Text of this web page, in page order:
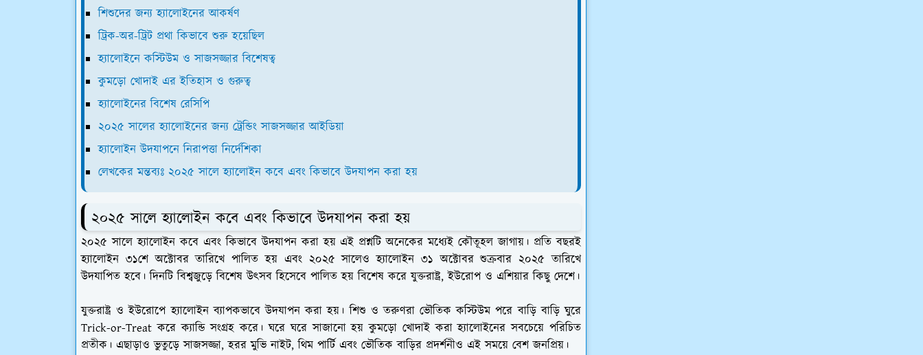
শিশুদের জন্য হ্যালোইনের আকর্ষণ
ট্রিক-অর-ট্রিট প্রথা কিভাবে শুরু হয়েছিল
হ্যালোইনে কস্টিউম ও সাজসজ্জার বিশেষত্ব
কুমড়ো খোদাই এর ইতিহাস ও গুরুত্ব
হ্যালোইনের বিশেষ রেসিপি
২০২৫ সালের হ্যালোইনের জন্য ট্রেন্ডিং সাজসজ্জার আইডিয়া
হ্যালোইন উদযাপনে নিরাপত্তা নির্দেশিকা
লেখকের মন্তব্যঃ ২০২৫ সালে হ্যালোইন কবে এবং কিভাবে উদযাপন করা হয়
২০২৫ সালে হ্যালোইন কবে এবং কিভাবে উদযাপন করা হয়
২০২৫ সালে হ্যালোইন কবে এবং কিভাবে উদযাপন করা হয় এই প্রশ্নটি অনেকের মধ্যেই কৌতূহল জাগায়। প্রতি বছরই
হ্যালোইন ৩১শে অক্টোবর তারিখে পালিত হয় এবং ২০২৫ সালেও হ্যালোইন ৩১ অক্টোবর শুক্রবার ২০২৫ তারিখে
উদযাপিত হবে। দিনটি বিশ্বজুড়ে বিশেষ উৎসব হিসেবে পালিত হয় বিশেষ করে যুক্তরাষ্ট্র, ইউরোপ ও এশিয়ার কিছু দেশে।
যুক্তরাষ্ট্র ও ইউরোপে হ্যালোইন ব্যাপকভাবে উদযাপন করা হয়। শিশু ও তরুণরা ভৌতিক কস্টিউম পরে বাড়ি বাড়ি ঘুরে
Trick-or-Treat করে ক্যান্ডি সংগ্রহ করে। ঘরে ঘরে সাজানো হয় কুমড়ো খোদাই করা হ্যালোইনের সবচেয়ে পরিচিত
প্রতীক। এছাড়াও ভুতুড়ে সাজসজ্জা, হরর মুভি নাইট, থিম পার্টি এবং ভৌতিক বাড়ির প্রদর্শনীও এই সময়ে বেশ জনপ্রিয়।